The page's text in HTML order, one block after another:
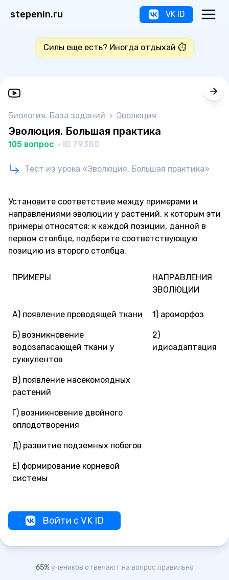
stepenin.ru VK ID
Силы еще есть? Иногда отдыхай ⏱️
Биология. База заданий › Эволюция
Эволюция. Большая практика
105 вопрос · ID 79380
Тест из урока «Эволюция. Большая практика»
Установите соответствие между примерами и
направлениями эволюции у растений, к которым эти
примеры относятся: к каждой позиции, данной в
первом столбце, подберите соответствующую
позицию из второго столбца.
ПРИМЕРЫ
НАПРАВЛЕНИЯ
ЭВОЛЮЦИИ
А) появление проводящей ткани
Б) возникновение
водозапасающей ткани у
суккулентов
В) появление насекомоядных
растений
Г) возникновение двойного
оплодотворения
Д) развитие подземных побегов
Е) формирование корневой
системы
1) ароморфоз
2)
идиоадаптация
Войти с VK ID
65%учеников отвечают на вопрос правильно